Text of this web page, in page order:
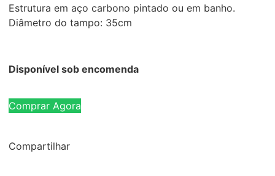
Estrutura em aço carbono pintado ou em banho.
Diâmetro do tampo: 35cm
Disponível sob encomenda
Comprar Agora
Compartilhar